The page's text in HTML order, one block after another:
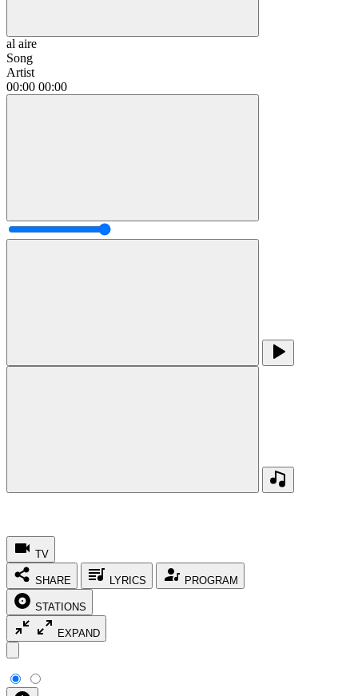
al aire
Song
Artist
00:00 00:00
TV
SHARE LYRICS PROGRAM
STATIONS
EXPAND